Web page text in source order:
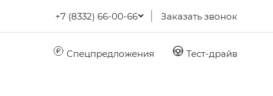
+7 (8332) 66-00-66 Заказать звонок
Спецпредложения Тест-драйв